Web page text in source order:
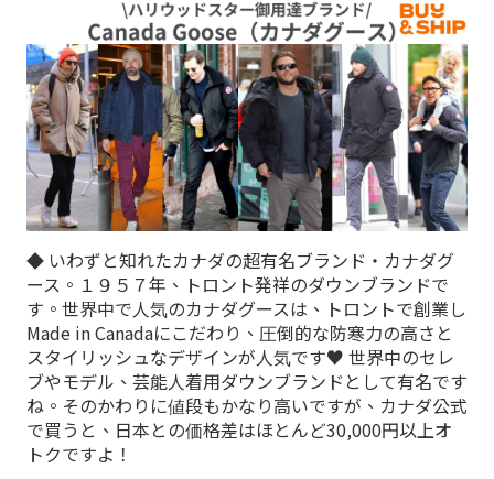
◆ いわずと知れたカナダの超有名ブランド・カナダグ
ース。１９５７年、トロント発祥のダウンブランドで
す。世界中で人気のカナダグースは、トロントで創業し
Made in Canadaにこだわり、圧倒的な防寒力の高さと
スタイリッシュなデザインが人気です♥ 世界中のセレ
ブやモデル、芸能人着用ダウンブランドとして有名です
ね。そのかわりに値段もかなり高いですが、カナダ公式
で買うと、日本との価格差はほとんど30,000円以上オ
トクですよ！